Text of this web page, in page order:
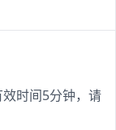
效时间5分钟，请